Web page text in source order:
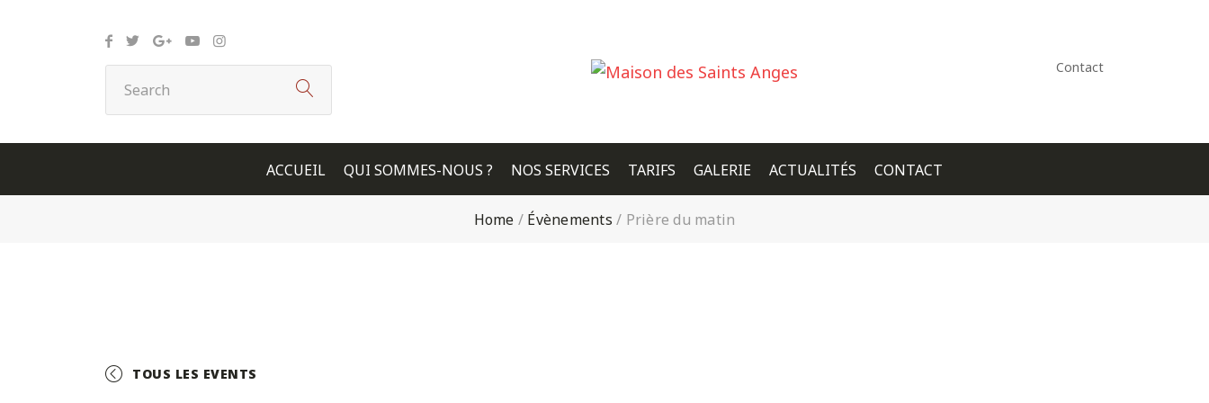
Contact
ACCUEIL QUI SOMMES-NOUS ? NOS SERVICES TARIFS GALERIE ACTUALITÉS CONTACT
Home / Évènements / Prière du matin
TOUS LES EVENTS